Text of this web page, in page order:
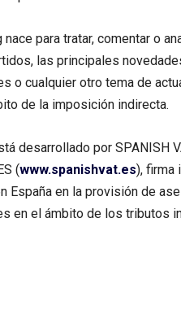
nace para tratar, comentar o
las principales
o cualquier otro tema de
de la imposición indirecta.
desarrollado por SPANISH
(www.spanishvat.es), firma
España en la provisión de
en el ámbito de los tributos